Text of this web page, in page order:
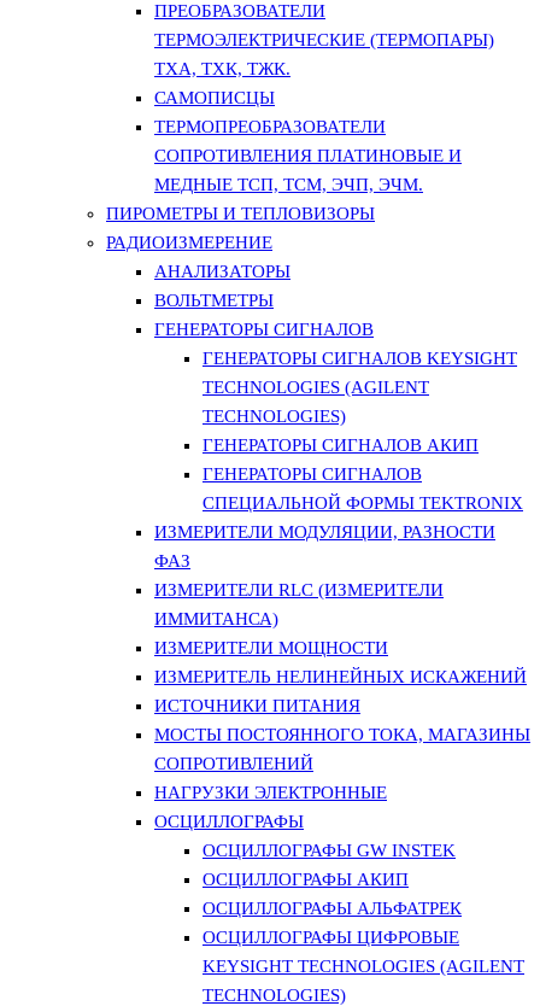
ПРЕОБРАЗОВАТЕЛИ
ТЕРМОЭЛЕКТРИЧЕСКИЕ (ТЕРМОПАРЫ)
ТХА, ТХК, ТЖК.
САМОПИСЦЫ
ТЕРМОПРЕОБРАЗОВАТЕЛИ
СОПРОТИВЛЕНИЯ ПЛАТИНОВЫЕ И
МЕДНЫЕ ТСП, ТСМ, ЭЧП, ЭЧМ.
ПИРОМЕТРЫ И ТЕПЛОВИЗОРЫ
РАДИОИЗМЕРЕНИЕ
АНАЛИЗАТОРЫ
ВОЛЬТМЕТРЫ
ГЕНЕРАТОРЫ СИГНАЛОВ
ГЕНЕРАТОРЫ СИГНАЛОВ KEYSIGHT
TECHNOLOGIES (AGILENT
TECHNOLOGIES)
ГЕНЕРАТОРЫ СИГНАЛОВ АКИП
ГЕНЕРАТОРЫ СИГНАЛОВ
СПЕЦИАЛЬНОЙ ФОРМЫ TEKTRONIX
ИЗМЕРИТЕЛИ МОДУЛЯЦИИ, РАЗНОСТИ
ФАЗ
ИЗМЕРИТЕЛИ RLC (ИЗМЕРИТЕЛИ
ИММИТАНСА)
ИЗМЕРИТЕЛИ МОЩНОСТИ
ИЗМЕРИТЕЛЬ НЕЛИНЕЙНЫХ ИСКАЖЕНИЙ
ИСТОЧНИКИ ПИТАНИЯ
МОСТЫ ПОСТОЯННОГО ТОКА, МАГАЗИНЫ
СОПРОТИВЛЕНИЙ
НАГРУЗКИ ЭЛЕКТРОННЫЕ
ОСЦИЛЛОГРАФЫ
ОСЦИЛЛОГРАФЫ GW INSTEK
ОСЦИЛЛОГРАФЫ АКИП
ОСЦИЛЛОГРАФЫ АЛЬФАТРЕК
ОСЦИЛЛОГРАФЫ ЦИФРОВЫЕ
KEYSIGHT TECHNOLOGIES (AGILENT
TECHNOLOGIES)